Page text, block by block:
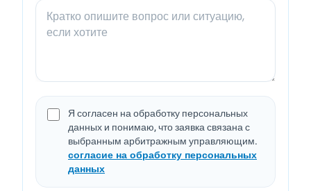
Я согласен на обработку персональных
данных и понимаю, что заявка связана с
выбранным арбитражным управляющим.
согласие на обработку персональных
данных